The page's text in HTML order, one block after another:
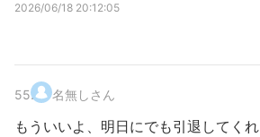
2026/06/18 20:12:05
55. 名無しさん
もういいよ、明日にでも引退してくれ